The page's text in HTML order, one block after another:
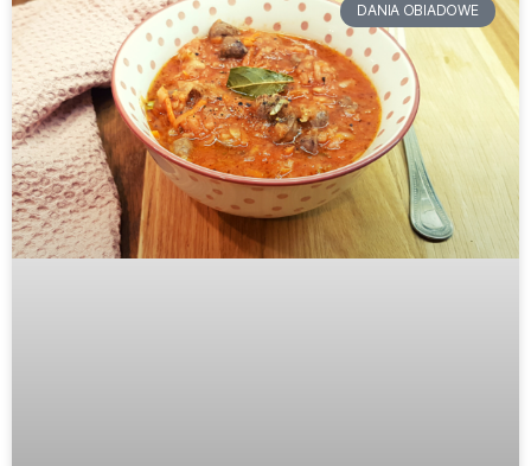
DANIA OBIADOWE